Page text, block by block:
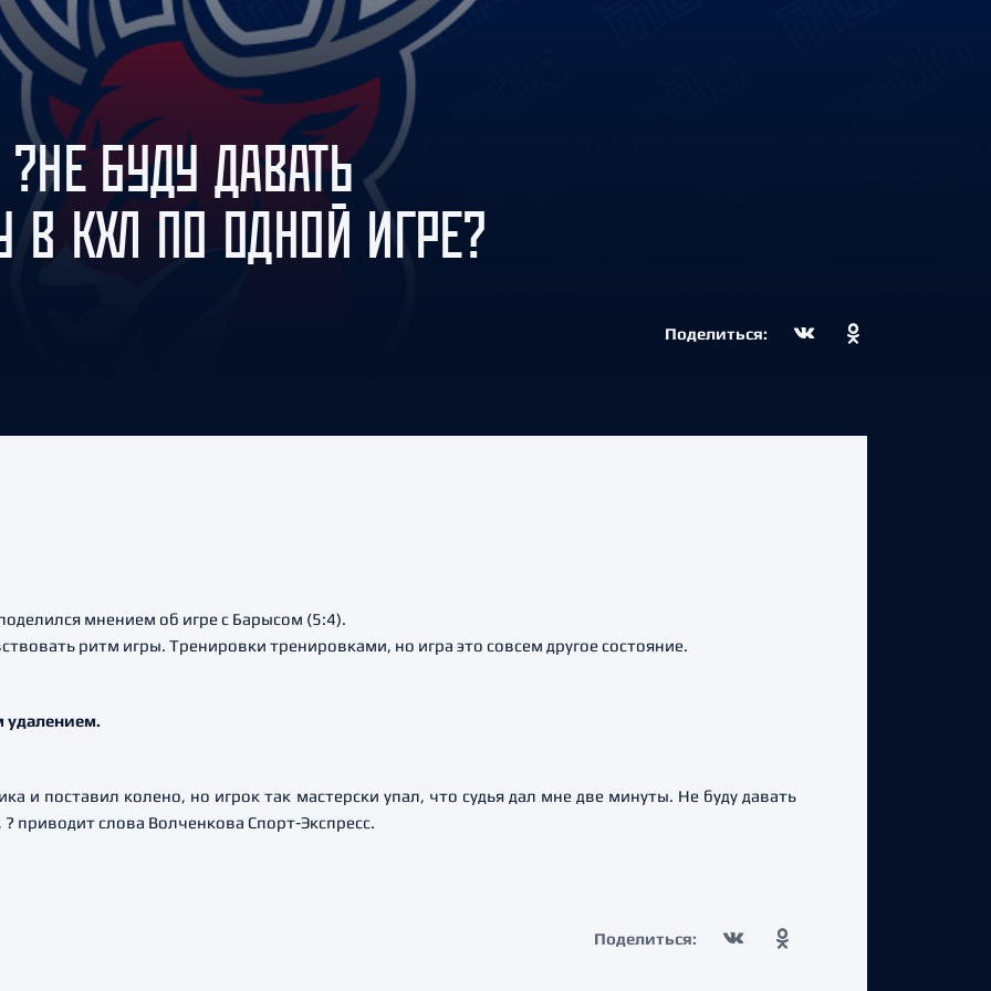
Амур
Барыс
Салават Юлаев
Сибирь
БУДУ ДАВАТЬ
В КХЛ ПО ОДНОЙ ИГРЕ?
Поделиться:
мнением об игре с Барысом (5:4).
ритм игры. Тренировки тренировками, но игра это совсем другое состояние.
удалением.
и поставил колено, но игрок так мастерски упал, что судья дал мне две минуты. Не буду давать
приводит слова Волченкова Спорт-Экспресс.
Поделиться: